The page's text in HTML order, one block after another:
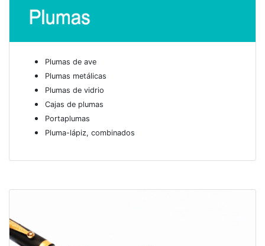
Plumas de ave
Plumas metálicas
Plumas de vidrio
Cajas de plumas
Portaplumas
Pluma-lápiz, combinados